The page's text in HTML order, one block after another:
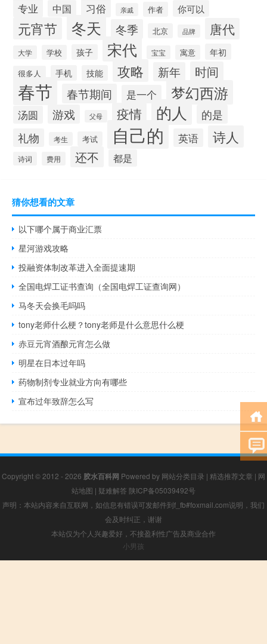
专业 中国 习俗 亲戚 作者 你可以
元宵节 冬天 冬季 北京 品牌 唐代
大学 学校 孩子 宋代 宝宝 寓意 年初
很多人 手机 技能 攻略 新年 时间
春节 春节期间 是一个 梦幻西游
汤圆 游戏 父母 疫情 的人 的是
礼物 考生 考试 自己的 英语 诗人
诗词 费用 还不 都是
猜你想看的文章
以下哪个属于商业汇票
星河游戏攻略
投融资体制改革进入全面提速期
全国电焊工证书查询（全国电焊工证查询网）
马冬天会换毛吗吗
tony老师什么梗？tony老师是什么意思什么梗
赤豆元宵酒酿元宵怎么做
明星在日本过年吗
药物制剂专业就业方向有哪些
宣布过年致辞怎么写
Copyright © 2012 - 2026 胶水百科网 Powered by 网站分类目录 | 精选推荐文章 | 网
站地图 | 疑难解答 陕ICP备05039492号
声明：本站内容来自互联网，如信息有错误可发邮件到f_fb#foxmail.com说明，我们
会及时纠正，谢谢
本站仅为个人兴趣爱好，不接盈利性广告及商业合作
小男孩